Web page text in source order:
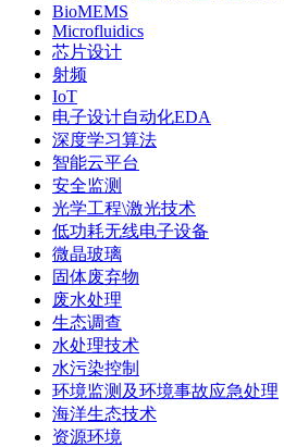
BioMEMS
Microfluidics
芯片设计
射频
IoT
电子设计自动化EDA
深度学习算法
智能云平台
安全监测
光学工程\激光技术
低功耗无线电子设备
微晶玻璃
固体废弃物
废水处理
生态调查
水处理技术
水污染控制
环境监测及环境事故应急处理
海洋生态技术
资源环境